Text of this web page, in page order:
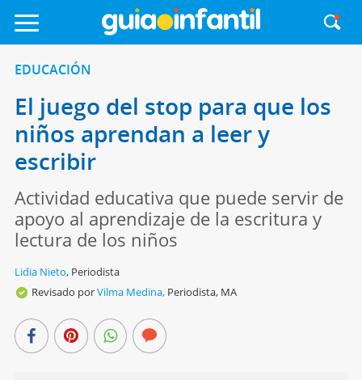
EDUCACIÓN
El juego del stop para que los
niños aprendan a leer y
escribir
Actividad educativa que puede servir de
apoyo al aprendizaje de la escritura y
lectura de los niños
Lidia Nieto, Periodista
Revisado porVilma Medina, Periodista, MA